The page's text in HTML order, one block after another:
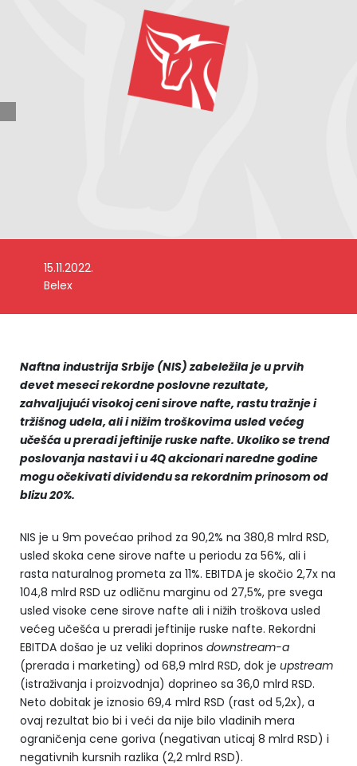
15.11.2022.
Belex
Naftna industrija Srbije (NIS)zabeležila je u prvih
devet meseci rekordne poslovne rezultate,
zahvaljujući visokoj ceni sirove nafte, rastu tražnje i
tržišnog udela, ali i nižim troškovima usled većeg
učešća u preradi jeftinije ruske nafte. Ukoliko se trend
poslovanja nastavi i u 4Q akcionari naredne godine
mogu očekivati dividendu sa rekordnim prinosom od
blizu 20%.
NIS je u 9m povećao prihod za 90,2% na 380,8 mlrd RSD,
usled skoka cene sirove nafte u periodu za 56%, ali i
rasta naturalnog prometa za 11%. EBITDA je skočio 2,7x na
104,8 mlrd RSD uz odličnu marginu od 27,5%, pre svega
usled visoke cene sirove nafte ali i nižih troškova usled
većeg učešća u preradi jeftinije ruske nafte. Rekordni
EBITDA došao je uz veliki doprinos downstream-a
(prerada i marketing) od 68,9 mlrd RSD, dok je upstream
(istraživanja i proizvodnja) doprineo sa 36,0 mlrd RSD.
Neto dobitak je iznosio 69,4 mlrd RSD (rast od 5,2x), a
ovaj rezultat bio bi i veći da nije bilo vladinih mera
ograničenja cene goriva (negativan uticaj 8 mlrd RSD) i
negativnih kursnih razlika (2,2 mlrd RSD).